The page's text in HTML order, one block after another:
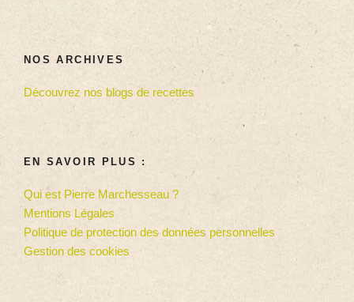
NOS ARCHIVES
Découvrez nos blogs de recettes
EN SAVOIR PLUS :
Qui est Pierre Marchesseau ?
Mentions Légales
Politique de protection des données personnelles
Gestion des cookies